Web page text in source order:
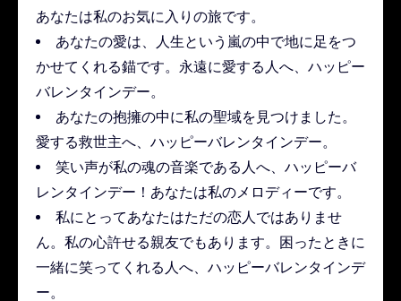
あなたは私のお気に入りの旅です。
あなたの愛は、人生という嵐の中で地に足をつ
かせてくれる錨です。永遠に愛する人へ、ハッピー
バレンタインデー。
あなたの抱擁の中に私の聖域を見つけました。
愛する救世主へ、ハッピーバレンタインデー。
笑い声が私の魂の音楽である人へ、ハッピーバ
レンタインデー！あなたは私のメロディーです。
私にとってあなたはただの恋人ではありませ
ん。私の心許せる親友でもあります。困ったときに
一緒に笑ってくれる人へ、ハッピーバレンタインデ
ー。